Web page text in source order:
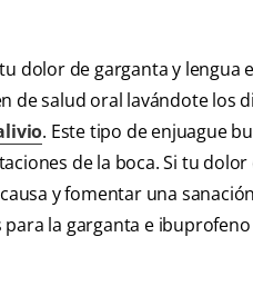
dolor de garganta y lengua
de salud oral lavándote los
. Este tipo de enjuague
de la boca. Si tu
y fomentar una
la garganta e